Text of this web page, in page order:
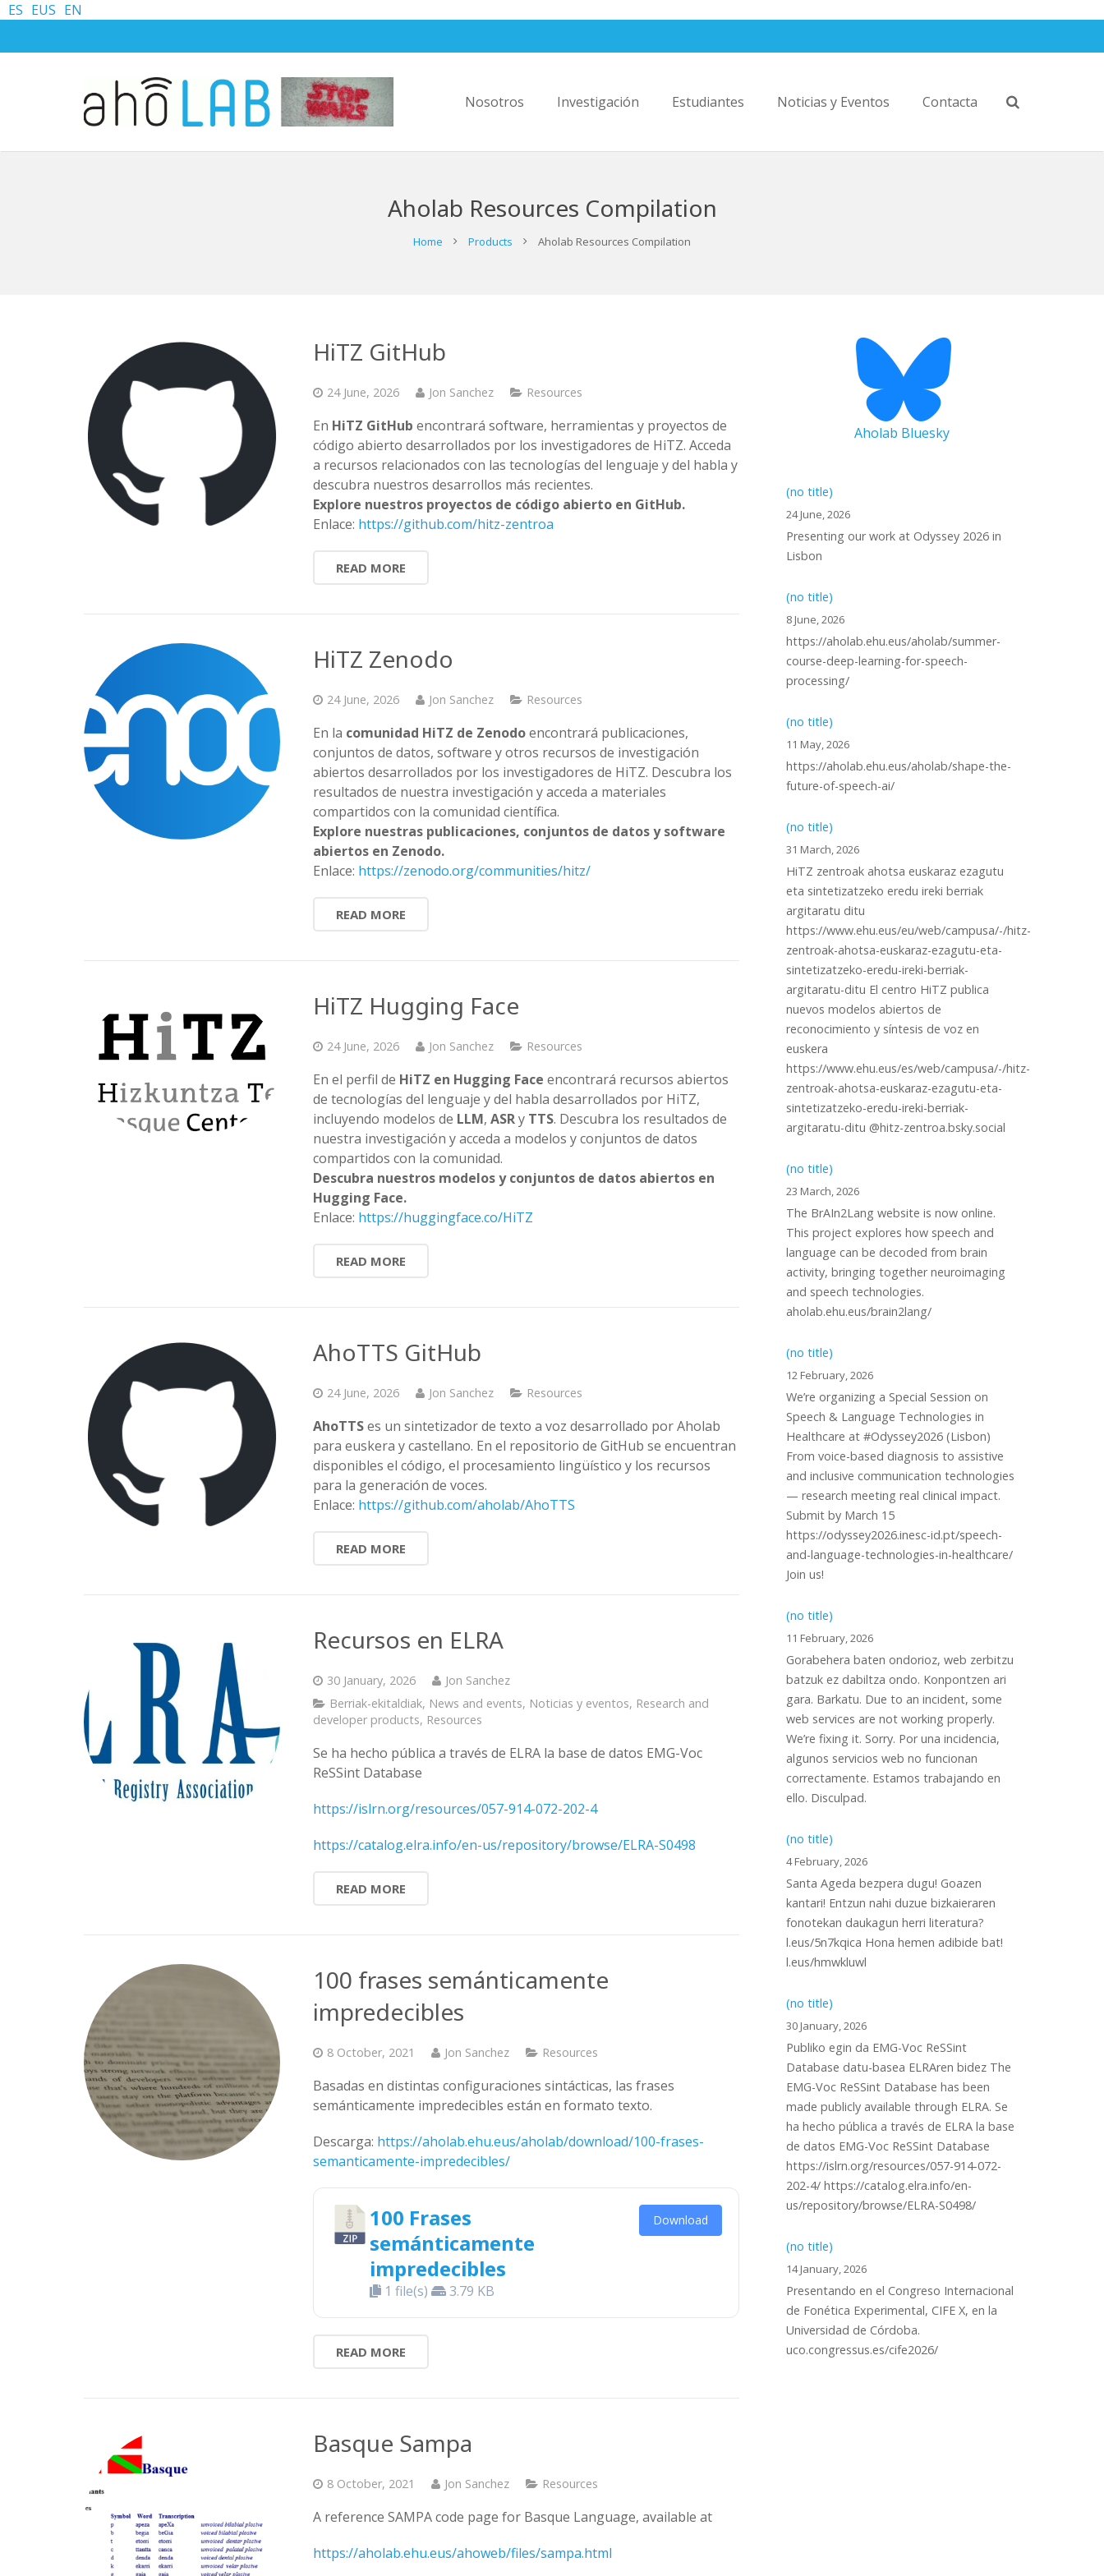
ES EUS EN
Nosotros Investigación Estudiantes Noticias y Eventos Contacta
Aholab Resources Compilation
Home Products Aholab Resources Compilation
HiTZ GitHub
24 June, 2026 Jon Sanchez Resources
En HiTZ GitHub encontrará software, herramientas y proyectos de
código abierto desarrollados por los investigadores de HiTZ. Acceda
a recursos relacionados con las tecnologías del lenguaje y del habla y
descubra nuestros desarrollos más recientes.
Explore nuestros proyectos de código abierto en GitHub.
Enlace: https://github.com/hitz-zentroa
READ MORE
HiTZ Zenodo
24 June, 2026 Jon Sanchez Resources
En la comunidad HiTZ de Zenodoencontrará publicaciones,
conjuntos de datos, software y otros recursos de investigación
abiertos desarrollados por los investigadores de HiTZ. Descubra los
resultados de nuestra investigación y acceda a materiales
compartidos con la comunidad científica.
Explore nuestras publicaciones, conjuntos de datos y software
abiertos en Zenodo.
Enlace: https://zenodo.org/communities/hitz/
READ MORE
HiTZ Hugging Face
24 June, 2026 Jon Sanchez Resources
En el perfil de HiTZ en Hugging Face encontrará recursos abiertos
de tecnologías del lenguaje y del habla desarrollados por HiTZ,
incluyendo modelos de LLM,ASRy TTS. Descubra los resultados de
nuestra investigación y acceda a modelos y conjuntos de datos
compartidos con la comunidad.
Descubra nuestros modelos y conjuntos de datos abiertos en
Hugging Face.
Enlace: https://huggingface.co/HiTZ
READ MORE
AhoTTS GitHub
24 June, 2026 Jon Sanchez Resources
AhoTTSes un sintetizador de texto a voz desarrollado por Aholab
para euskera y castellano. En el repositorio de GitHub se encuentran
disponibles el código, el procesamiento lingüístico y los recursos
para la generación de voces.
Enlace: https://github.com/aholab/AhoTTS
READ MORE
Recursos en ELRA
30 January, 2026
Jon Sanchez
Berriak-ekitaldiak, News and events, Noticias y eventos, Research and
developer products, Resources
Se ha hecho pública a través de ELRA la base de datos EMG-Voc
ReSSint Database
https://islrn.org/resources/057-914-072-202-4
https://catalog.elra.info/en-us/repository/browse/ELRA-S0498
READ MORE
100 frases semánticamente
impredecibles
8 October, 2021 Jon Sanchez Resources
Basadas en distintas configuraciones sintácticas, las frases
semánticamente impredecibles están en formato texto.
Descarga: https://aholab.ehu.eus/aholab/download/100-frases-
semanticamente-impredecibles/
100 Frases
semánticamente
impredecibles
1 file(s) 3.79 KB
Download
READ MORE
Basque Sampa
8 October, 2021 Jon Sanchez Resources
A reference SAMPA code page for Basque Language, available at
https://aholab.ehu.eus/ahoweb/files/sampa.html
Aholab Bluesky
(no title)
24 June, 2026
Presenting our work at Odyssey 2026 in
Lisbon
(no title)
8 June, 2026
https://aholab.ehu.eus/aholab/summer-
course-deep-learning-for-speech-
processing/
(no title)
11 May, 2026
https://aholab.ehu.eus/aholab/shape-the-
future-of-speech-ai/
(no title)
31 March, 2026
HiTZ zentroak ahotsa euskaraz ezagutu
eta sintetizatzeko eredu ireki berriak
argitaratu ditu
https://www.ehu.eus/eu/web/campusa/-/hitz-
zentroak-ahotsa-euskaraz-ezagutu-eta-
sintetizatzeko-eredu-ireki-berriak-
argitaratu-ditu El centro HiTZ publica
nuevos modelos abiertos de
reconocimiento y síntesis de voz en
euskera
https://www.ehu.eus/es/web/campusa/-/hitz-
zentroak-ahotsa-euskaraz-ezagutu-eta-
sintetizatzeko-eredu-ireki-berriak-
argitaratu-ditu @hitz-zentroa.bsky.social
(no title)
23 March, 2026
The BrAIn2Lang website is now online.
This project explores how speech and
language can be decoded from brain
activity, bringing together neuroimaging
and speech technologies.
aholab.ehu.eus/brain2lang/
(no title)
12 February, 2026
We’re organizing a Special Session on
Speech & Language Technologies in
Healthcare at #Odyssey2026 (Lisbon)
From voice-based diagnosis to assistive
and inclusive communication technologies
— research meeting real clinical impact.
Submit by March 15
https://odyssey2026.inesc-id.pt/speech-
and-language-technologies-in-healthcare/
Join us!
(no title)
11 February, 2026
Gorabehera baten ondorioz, web zerbitzu
batzuk ez dabiltza ondo. Konpontzen ari
gara. Barkatu. Due to an incident, some
web services are not working properly.
We’re fixing it. Sorry. Por una incidencia,
algunos servicios web no funcionan
correctamente. Estamos trabajando en
ello. Disculpad.
(no title)
4 February, 2026
Santa Ageda bezpera dugu! Goazen
kantari! Entzun nahi duzue bizkaieraren
fonotekan daukagun herri literatura?
l.eus/5n7kqica Hona hemen adibide bat!
l.eus/hmwkluwl
(no title)
30 January, 2026
Publiko egin da EMG-Voc ReSSint
Database datu-basea ELRAren bidez The
EMG-Voc ReSSint Database has been
made publicly available through ELRA. Se
ha hecho pública a través de ELRA la base
de datos EMG-Voc ReSSint Database
https://islrn.org/resources/057-914-072-
202-4/ https://catalog.elra.info/en-
us/repository/browse/ELRA-S0498/
(no title)
14 January, 2026
Presentando en el Congreso Internacional
de Fonética Experimental, CIFE X, en la
Universidad de Córdoba.
uco.congressus.es/cife2026/